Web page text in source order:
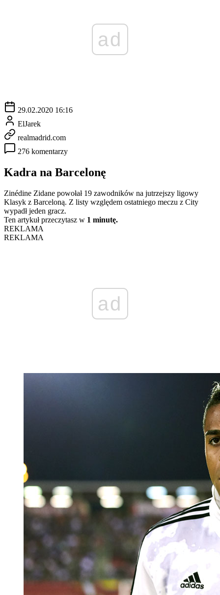
ad
29.02.2020 16:16
ElJarek
realmadrid.com
276 komentarzy
Kadra na Barcelonę
Zinédine Zidane powołał 19 zawodników na jutrzejszy ligowy
Klasyk z Barceloną. Z listy względem ostatniego meczu z City
wypadł jeden gracz.
Ten artykuł przeczytasz w 1 minutę.
REKLAMA
REKLAMA
ad